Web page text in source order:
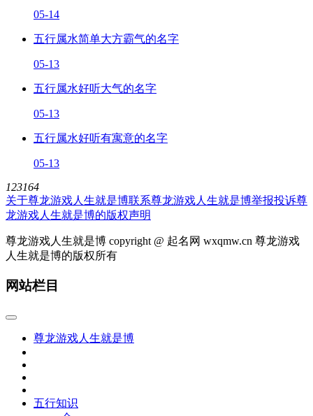
05-14
五行属水简单大方霸气的名字
05-13
五行属水好听大气的名字
05-13
五行属水好听有寓意的名字
05-13
123164
关于尊龙游戏人生就是博联系尊龙游戏人生就是博举报投诉尊
龙游戏人生就是博的版权声明
尊龙游戏人生就是博 copyright @ 起名网 wxqmw.cn 尊龙游戏
人生就是博的版权所有
网站栏目
尊龙游戏人生就是博
五行知识